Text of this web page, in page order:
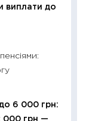
виплати до
6 000 грн:
000 грн —